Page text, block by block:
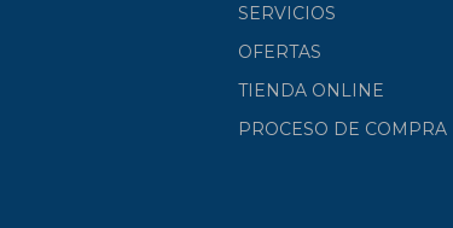
SERVICIOS
OFERTAS
TIENDA ONLINE
PROCESO DE COMPRA